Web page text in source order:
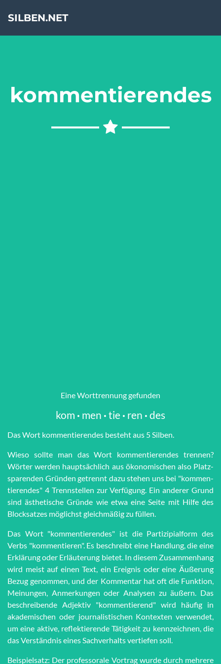
SILBEN.NET
kommentierendes
Eine Worttrennung gefunden
kom · men · tie · ren · des
Das Wort kom­men­tie­ren­des besteht aus 5 Silben.
Wieso sollte man das Wort kom­men­tie­ren­des trennen?
Wörter werden haupt­sächlich aus öko­no­mi­schen also Platz­
spar­en­den Grün­den getrennt dazu stehen uns bei "kom­men­
tie­ren­des" 4 Trenn­stel­len zur Ver­fü­gung. Ein anderer Grund
sind äs­the­tische Grün­de wie et­wa eine Seite mit Hilfe des
Block­satzes möglichst gleich­mä­ßig zu füllen.
Das Wort "kommentierendes" ist die Partizipialform des
Verbs "kommentieren". Es beschreibt eine Handlung, die eine
Erklärung oder Erläuterung bietet. In diesem Zusammenhang
wird meist auf einen Text, ein Ereignis oder eine Äußerung
Bezug genommen, und der Kommentar hat oft die Funktion,
Meinungen, Anmerkungen oder Analysen zu äußern. Das
beschreibende Adjektiv "kommentierend" wird häufig in
akademischen oder journalistischen Kontexten verwendet,
um eine aktive, reflektierende Tätigkeit zu kennzeichnen, die
das Verständnis eines Sachverhalts vertiefen soll.
Beispielsatz: Der professorale Vortrag wurde durch mehrere